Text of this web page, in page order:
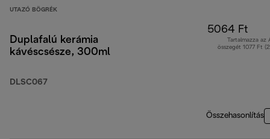
UTAZÓ BÖGRÉK
Duplafalú kerámia
kávéscsésze, 300ml
DLSC067
5064 Ft
Tartalmazza az
összegét 1077 Ft
Összehasonlítás